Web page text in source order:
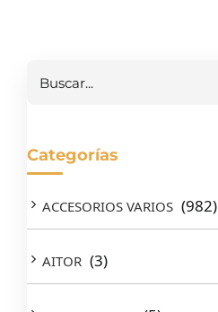
Categorías
ACCESORIOS VARIOS (982)
AITOR (3)